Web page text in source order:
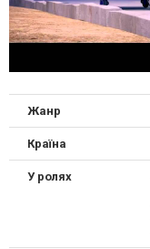
Жанр
Країна
У ролях